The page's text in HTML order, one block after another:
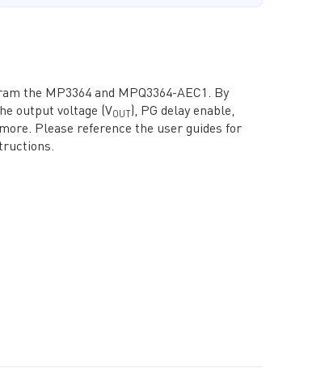
the MP3364 and MPQ3364-AEC1. By
output voltage (VOUT ), PG delay enable,
Please reference the user guides for